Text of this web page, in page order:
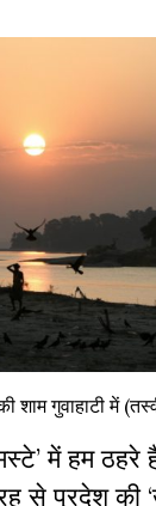
शाम गुवाहाटी में
में हम ठहरे
से प्रदेश की